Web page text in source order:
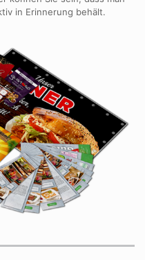
in Erinnerung behält.